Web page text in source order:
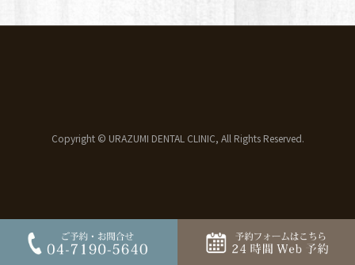
Copyright © URAZUMI DENTAL CLINIC, All Rights Reserved.